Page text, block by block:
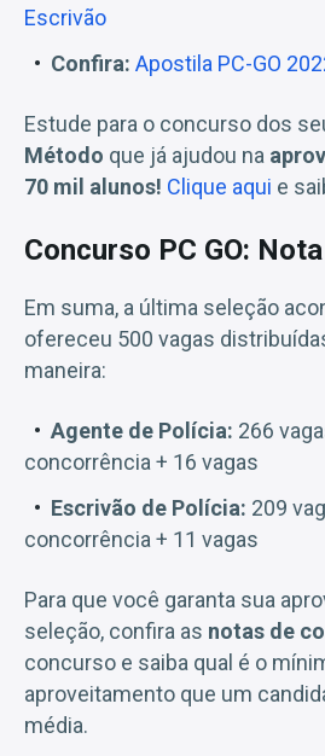
Escrivão
Confira: Apostila PC-GO
Estude para o concurso dos
Método que já ajudou na
70 mil alunos! Clique aqui e
Concurso PC GO:
Em suma, a última seleção
ofereceu 500 vagas
maneira:
Agente de Polícia: 266
concorrência + 16 vagas
Escrivão de Polícia: 209
concorrência + 11 vagas
Para que você garanta sua
seleção, confira as notas de
concurso e saiba qual é o
aproveitamento que um
média.